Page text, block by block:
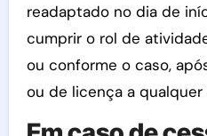
readaptado no dia de
cumprir o rol de
ou conforme o caso,
ou de licença a